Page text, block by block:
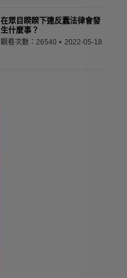
在眾目睽睽下違反蠢法律會發
生什麼事？
觀看次數：26540 2022-05-18